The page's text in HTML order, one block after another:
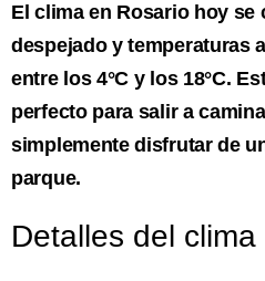
El clima en Rosario hoy
despejado y temperaturas
entre los 4°C y los 18°C.
perfecto para salir a
simplemente disfrutar de
parque.
Detalles del